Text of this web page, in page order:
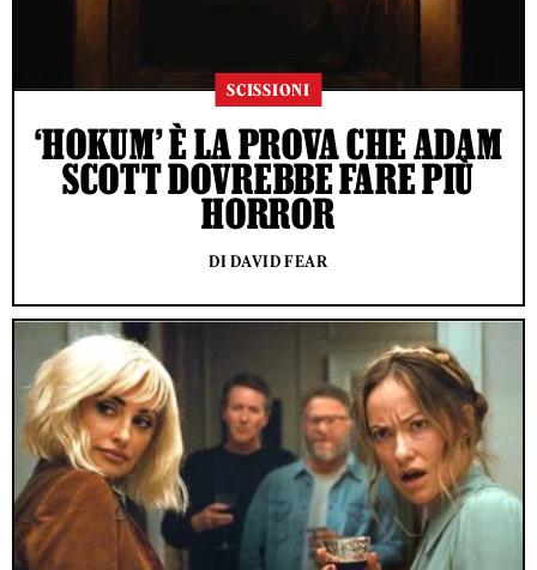
SCISSIONI
‘HOKUM’ È LA PROVA CHE ADAM
SCOTT DOVREBBE FARE PIÙ
HORROR
DI DAVID FEAR